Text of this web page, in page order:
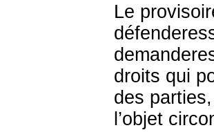
Le
droits qui
des
l’objet